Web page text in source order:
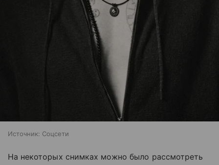
Источник: Соцсети
На некоторых снимках можно было рассмотреть